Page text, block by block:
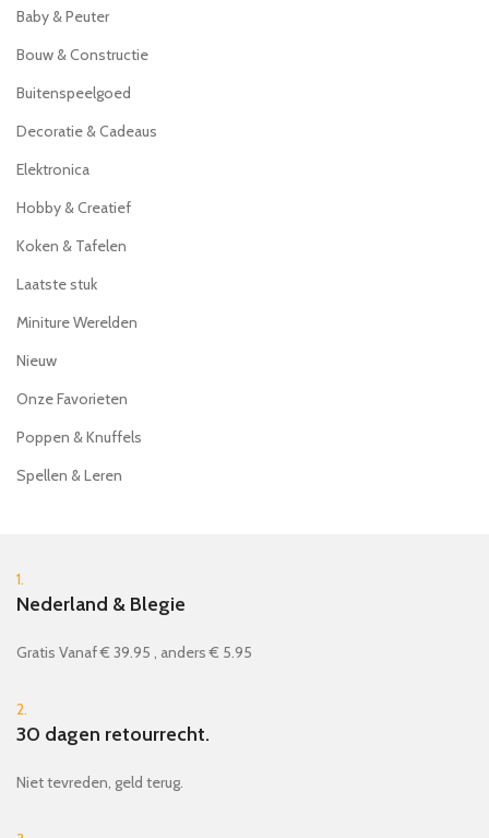
Baby & Peuter
Bouw & Constructie
Buitenspeelgoed
Decoratie & Cadeaus
Elektronica
Hobby & Creatief
Koken & Tafelen
Laatste stuk
Miniture Werelden
Nieuw
Onze Favorieten
Poppen & Knuffels
Spellen & Leren
1.
Nederland & Blegie
Gratis Vanaf € 39.95 , anders € 5.95
2.
30 dagen retourrecht.
Niet tevreden, geld terug.